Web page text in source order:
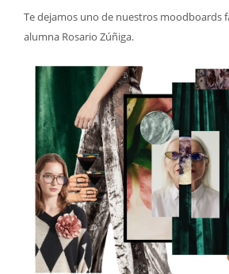
Te dejamos uno de nuestros moodboards
alumna Rosario Zúñiga.